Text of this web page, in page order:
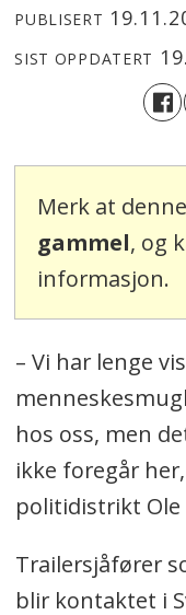
PUBLISERT
SIST OPPDATERT
Merk at
gammel, og
informasjon.
– Vi har lenge
hos oss, men
ikke foregår
politidistrikt Ole
Trailersjåfører
blir kontaktet i